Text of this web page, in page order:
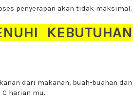
penyerapan akan tidak maksimal.
KEBUTUHAN
dari makanan, buah-buahan dan
harian mu.